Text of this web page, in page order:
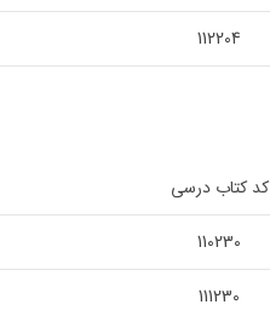
112204
کد کتاب درسی
110230
111230